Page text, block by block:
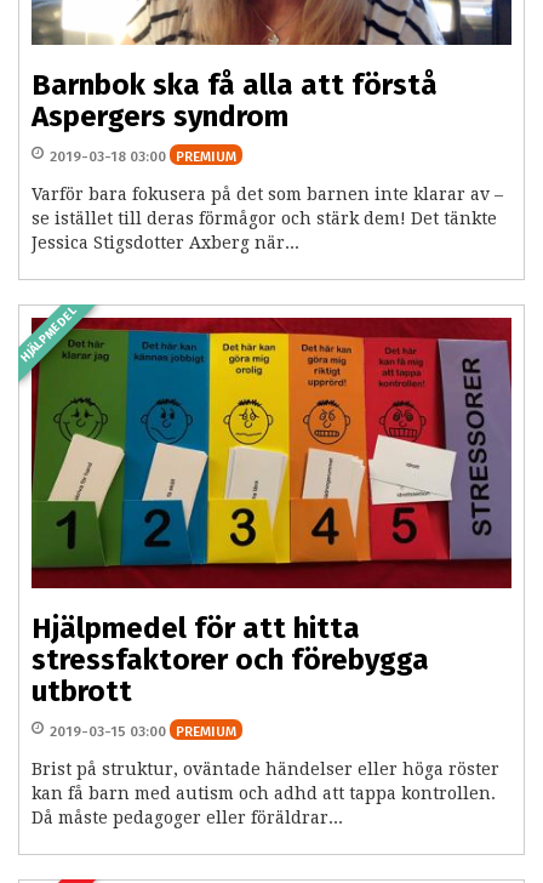
Barnbok ska få alla att förstå
Aspergers syndrom
2019-03-18 03:00 PREMIUM
Varför bara fokusera på det som barnen inte klarar av –
se istället till deras förmågor och stärk dem! Det tänkte
Jessica Stigsdotter Axberg när...
HJÄLPMEDEL
Hjälpmedel för att hitta
stressfaktorer och förebygga
utbrott
2019-03-15 03:00 PREMIUM
Brist på struktur, oväntade händelser eller höga röster
kan få barn med autism och adhd att tappa kontrollen.
Då måste pedagoger eller föräldrar...